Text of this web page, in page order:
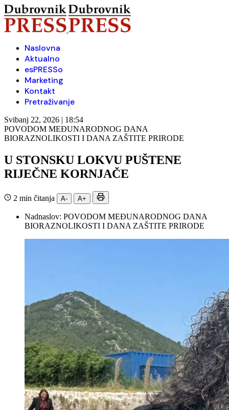
Naslovna
Aktualno
esPRESSo
Marketing
Kontakt
Pretraživanje
Svibanj 22, 2026 | 18:54
POVODOM MEĐUNARODNOG DANA
BIORAZNOLIKOSTI I DANA ZAŠTITE PRIRODE
U STONSKU LOKVU PUŠTENE
RIJEČNE KORNJAČE
2 min čitanja A- A+
Nadnaslov: POVODOM MEĐUNARODNOG DANA
BIORAZNOLIKOSTI I DANA ZAŠTITE PRIRODE